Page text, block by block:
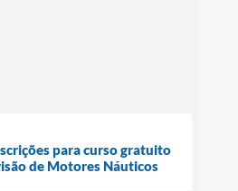
para curso gratuito
de Motores Náuticos